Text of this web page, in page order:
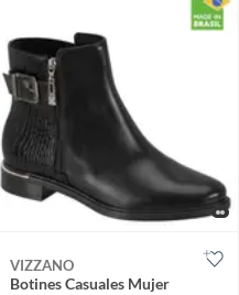
VIZZANO
Botines Casuales Mujer